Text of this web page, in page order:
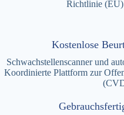
Richtlinie
Kostenlose
Schwachstellenscanner und
Koordinierte Plattform zur